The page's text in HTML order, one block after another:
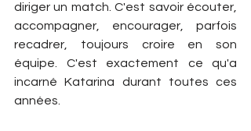
diriger un match. C'est savoir écouter,
accompagner, encourager, parfois
recadrer, toujours croire en son
équipe. C'est exactement ce qu'a
incarné Katarina durant toutes ces
années.